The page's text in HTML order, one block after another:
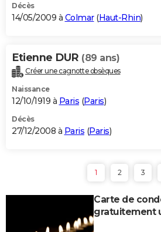
Décès
14/05/2009 à Colmar(Haut-Rhin)
Etienne DUR (89 ans)
Créer une cagnotte obsèques
Naissance
12/10/1919 à Paris (Paris)
Décès
27/12/2008 à Paris (Paris)
1 2 3
Carte de
gratuitement